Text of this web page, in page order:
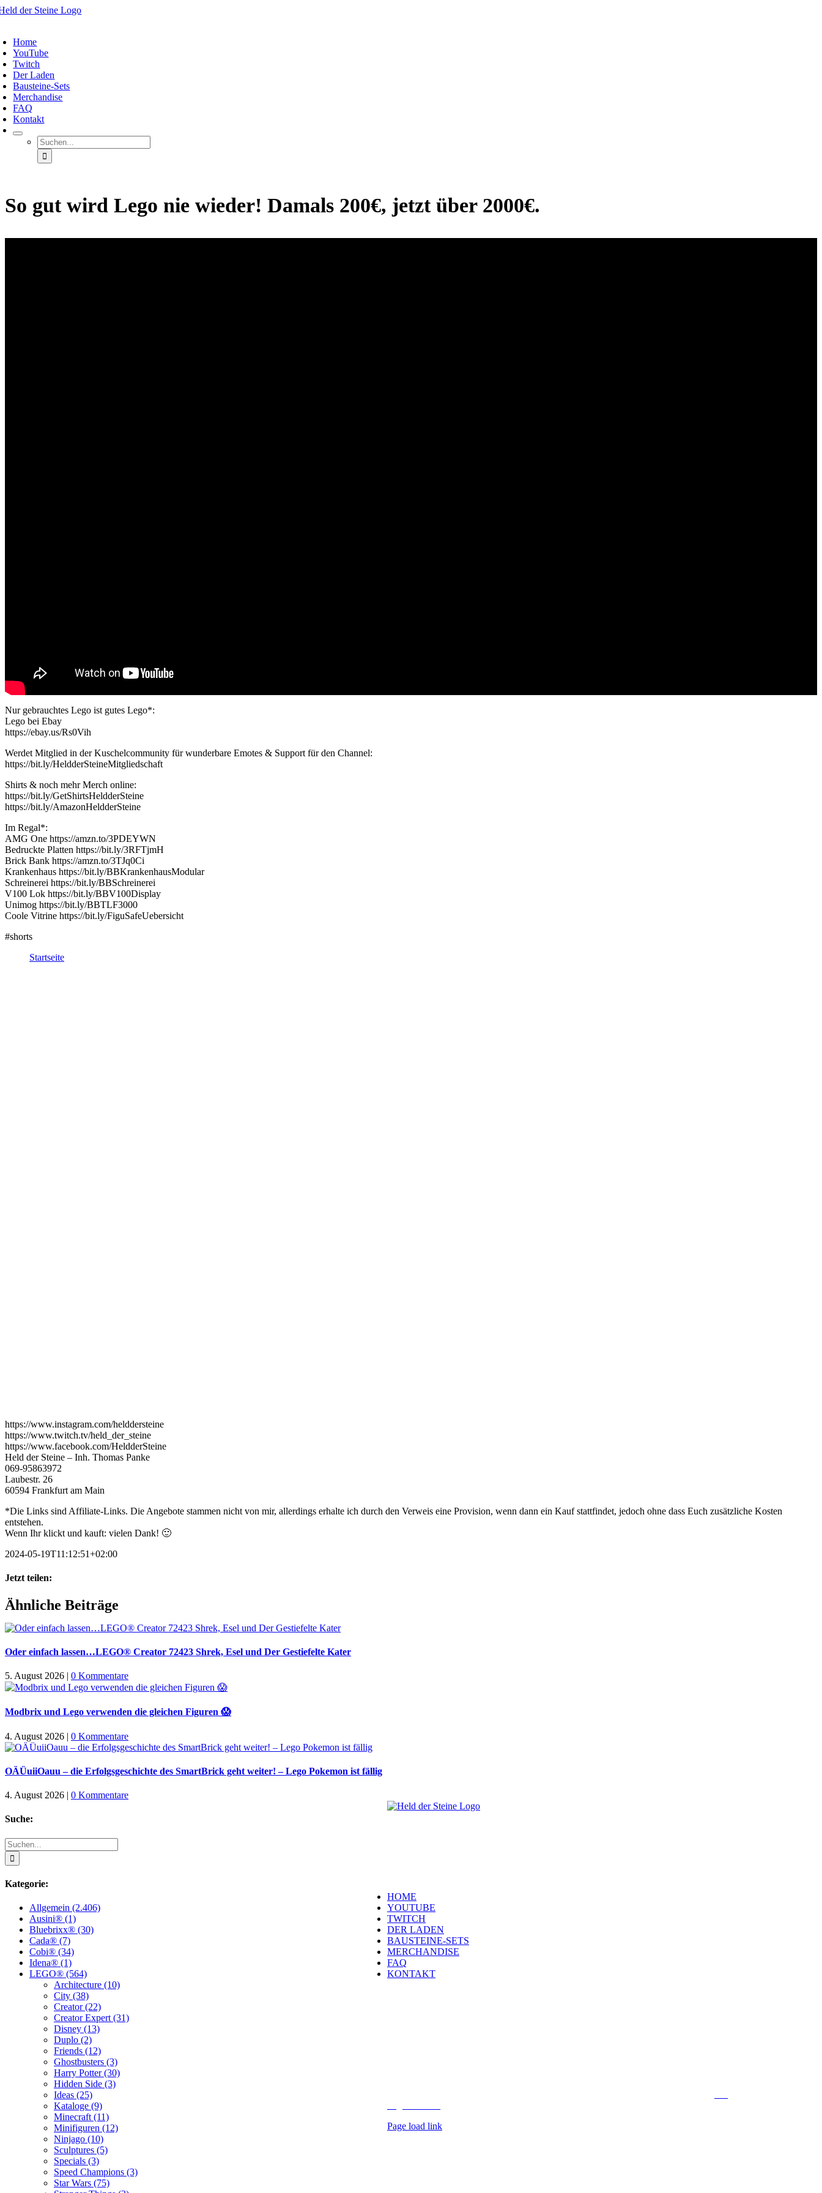
Zum
Home
YouTube
Twitch
Der Laden
Bausteine-Sets
Merchandise
FAQ
Kontakt
Suche
nach:
So gut wird Lego nie wieder! Damals 200€, jetzt über 2000€.
Nur gebrauchtes Lego ist gutes Lego*:
Lego bei Ebay
https://ebay.us/Rs0Vih
Werdet Mitglied in der Kuschelcommunity für wunderbare Emotes & Support für den Channel:
https://bit.ly/HeldderSteineMitgliedschaft
Shirts & noch mehr Merch online:
https://bit.ly/GetShirtsHeldderSteine
https://bit.ly/AmazonHeldderSteine
Im Regal*:
AMG One https://amzn.to/3PDEYWN
Bedruckte Platten https://bit.ly/3RFTjmH
Brick Bank https://amzn.to/3TJq0Ci
Krankenhaus https://bit.ly/BBKrankenhausModular
Schreinerei https://bit.ly/BBSchreinerei
V100 Lok https://bit.ly/BBV100Display
Unimog https://bit.ly/BBTLF3000
Coole Vitrine https://bit.ly/FiguSafeUebersicht
#shorts
Startseite
https://www.instagram.com/helddersteine
https://www.twitch.tv/held_der_steine
https://www.facebook.com/HeldderSteine
Held der Steine – Inh. Thomas Panke
069-95863972
Laubestr. 26
60594 Frankfurt am Main
*Die Links sind Affiliate-Links. Die Angebote stammen nicht von mir, allerdings erhalte ich durch den Verweis eine Provision, wenn dann ein Kauf stattfindet, jedoch ohne dass Euch zusätzliche Kosten
entstehen.
Wenn Ihr klickt und kauft: vielen Dank! 🙂
2024-05-19T11:12:51+02:00
Jetzt teilen:
Facebook
X
WhatsApp
Pinterest
E-
Mail
Ähnliche Beiträge
Oder einfach lassen…LEGO® Creator 72423 Shrek, Esel und Der Gestiefelte Kater
5. August 2026 | 0 Kommentare
Modbrix und Lego verwenden die gleichen Figuren 😱
4. August 2026 | 0 Kommentare
OÄÜuiiOauu – die Erfolgsgeschichte des SmartBrick geht weiter! – Lego Pokemon ist fällig
4. August 2026 | 0 Kommentare
Suche:
Suche
nach:
Kategorie:
Allgemein (2.406)
Ausini® (1)
Bluebrixx® (30)
Cada® (7)
Cobi® (34)
Idena® (1)
LEGO® (564)
Architecture (10)
City (38)
Creator (22)
Creator Expert (31)
Disney (13)
Duplo (2)
Friends (12)
Ghostbusters (3)
Harry Potter (30)
Hidden Side (3)
Ideas (25)
Kataloge (9)
Minecraft (11)
Minifiguren (12)
Ninjago (10)
Sculptures (5)
Specials (3)
Speed Champions (3)
Star Wars (75)
HOME
YOUTUBE
TWITCH
DER LADEN
BAUSTEINE-SETS
MERCHANDISE
FAQ
KONTAKT
Page load link